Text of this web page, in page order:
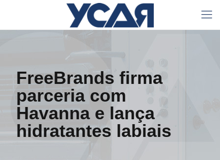
FreeBrands firma
parceria com
Havanna e lança
hidratantes labiais